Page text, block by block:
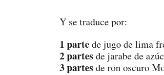
Y se traduce por:
1 partede jugo de lima
2 partesde jarabe de
3 partesde ron oscuro